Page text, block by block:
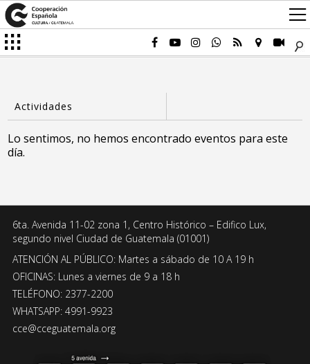
Lo sentimos, no hemos encontrado eventos para este
día.
6ta. Avenida 11-02 zona 1, Centro Histórico – Edifico Lux,
segundo nivel Ciudad de Guatemala (01001)
ATENCIÓN AL PÚBLICO: Martes a sábado de 10 A 19 h
OFICINAS: Lunes a viernes de 9 a 18 h
TELÉFONO: 2377-2200
WHATSAPP: 4991-9923
cce@cceguatemala.org